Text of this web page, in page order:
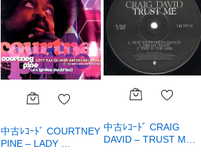
中古ﾚｺｰﾄﾞ COURTNEY
PINE – LADY …
中古ﾚｺｰﾄﾞ CRAIG
DAVID – TRUST M…